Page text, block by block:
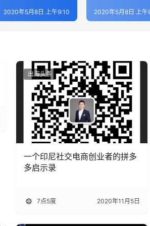
2020年5月8日 上午9:10 2020年5月8日 上午
出海头条
一个印尼社交电商创业者的拼多
多启示录
7点5度 2020年11月5日